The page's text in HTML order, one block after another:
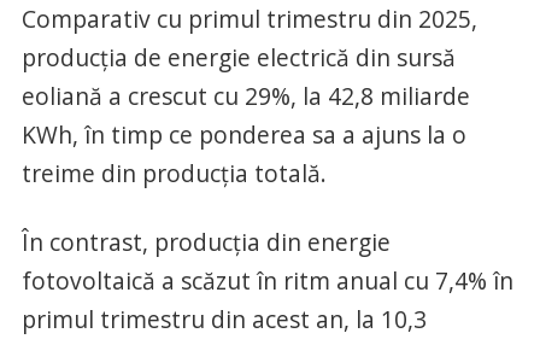
Comparativ cu primul trimestru din 2025,
producţia de energie electrică din sursă
eoliană a crescut cu 29%, la 42,8 miliarde
KWh, în timp ce ponderea sa a ajuns la o
treime din producţia totală.
În contrast, producţia din energie
fotovoltaică a scăzut în ritm anual cu 7,4% în
primul trimestru din acest an, la 10,3